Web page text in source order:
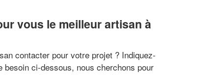
vous le meilleur artisan à
contacter pour votre projet ? Indiquez-
besoin ci-dessous, nous cherchons pour